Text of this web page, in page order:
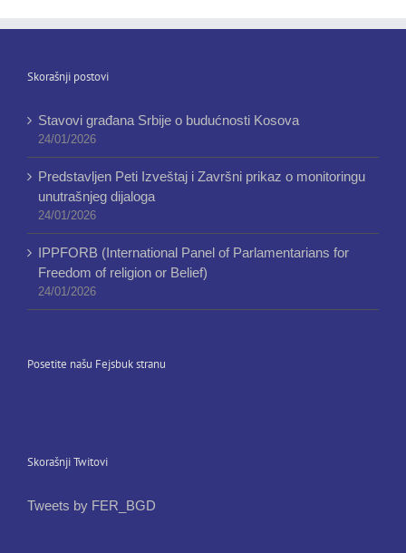
Skorašnji postovi
Stavovi građana Srbije o budućnosti Kosova
24/01/2026
Predstavljen Peti Izveštaj i Završni prikaz o monitoringu
unutrašnjeg dijaloga
24/01/2026
IPPFORB (International Panel of Parlamentarians for
Freedom of religion or Belief)
24/01/2026
Posetite našu Fejsbuk stranu
Skorašnji Twitovi
Tweets by FER_BGD